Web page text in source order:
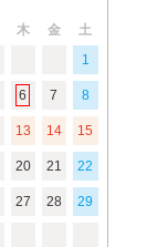
木 金
土
1
6 7 8
13 14 15
20 21 22
27 28 29